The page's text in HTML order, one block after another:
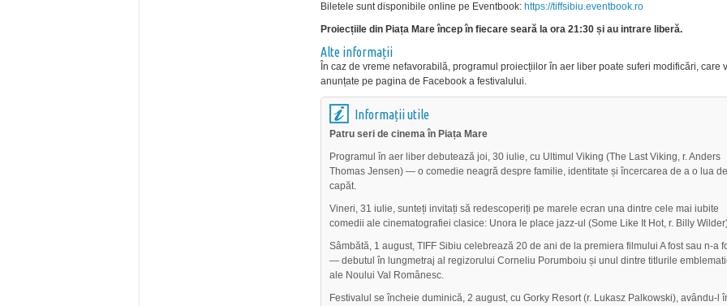
Biletele sunt disponibile online pe Eventbook: https://tiffsibiu.eventbook.ro
Proiecțiile din Piața Mare încep în fiecare seară la ora 21:30 și au intrare liberă.
Alte informații
În caz de vreme nefavorabilă, programul proiecțiilor în aer liber poate suferi modificări, care
anunțate pe pagina de Facebook a festivalului.
Informații utile
Patru seri de cinema în Piața Mare
Programul în aer liber debutează joi, 30 iulie, cu Ultimul Viking (The Last Viking, r. Anders
Thomas Jensen) — o comedie neagră despre familie, identitate și încercarea de a o lua
capăt.
Vineri, 31 iulie, sunteți invitați să redescoperiți pe marele ecran una dintre cele mai iubite
comedii ale cinematografiei clasice: Unora le place jazz-ul (Some Like It Hot, r. Billy
Sâmbătă, 1 august, TIFF Sibiu celebrează 20 de ani de la premiera filmului A fost sau n-a
— debutul în lungmetraj al regizorului Corneliu Porumboiu și unul dintre titlurile
ale Noului Val Românesc.
Festivalul se încheie duminică, 2 august, cu Gorky Resort (r. Lukasz Palkowski), avându-l